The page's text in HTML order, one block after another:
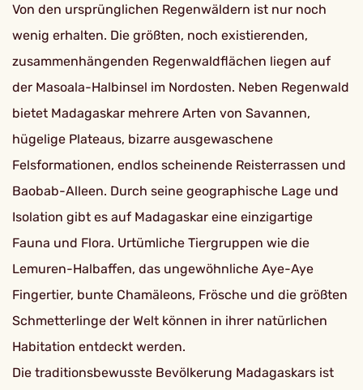
Von den ursprünglichen Regenwäldern ist nur noch
wenig erhalten. Die größten, noch existierenden,
zusammenhängenden Regenwaldflächen liegen auf
der Masoala-Halbinsel im Nordosten. Neben Regenwald
bietet Madagaskar mehrere Arten von Savannen,
hügelige Plateaus, bizarre ausgewaschene
Felsformationen, endlos scheinende Reisterrassen und
Baobab-Alleen. Durch seine geographische Lage und
Isolation gibt es auf Madagaskar eine einzigartige
Fauna und Flora. Urtümliche Tiergruppen wie die
Lemuren-Halbaffen, das ungewöhnliche Aye-Aye
Fingertier, bunte Chamäleons, Frösche und die größten
Schmetterlinge der Welt können in ihrer natürlichen
Habitation entdeckt werden.
Die traditionsbewusste Bevölkerung Madagaskars ist